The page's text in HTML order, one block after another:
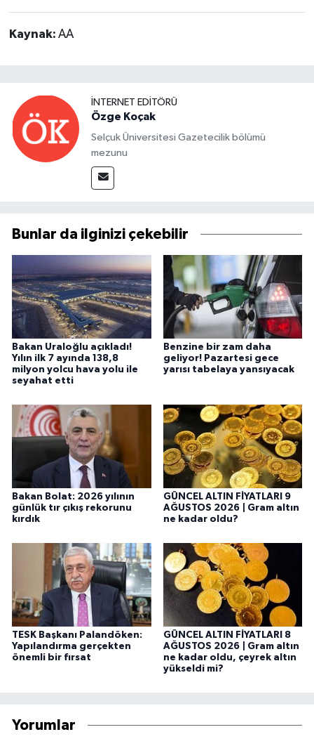
Kaynak: AA
İNTERNET EDITÖRÜ
Özge Koçak
Selçuk Üniversitesi Gazetecilik bölümü
mezunu
Bunlar da ilginizi çekebilir
Bakan Uraloğlu açıkladı!
Yılın ilk 7 ayında 138,8
milyon yolcu hava yolu ile
seyahat etti
Benzine bir zam daha
geliyor! Pazartesi gece
yarısı tabelaya yansıyacak
Bakan Bolat: 2026 yılının
günlük tır çıkış rekorunu
kırdık
GÜNCEL ALTIN FİYATLARI 9
AĞUSTOS 2026 | Gram altın
ne kadar oldu?
TESK Başkanı Palandöken:
Yapılandırma gerçekten
önemli bir fırsat
GÜNCEL ALTIN FİYATLARI 8
AĞUSTOS 2026 | Gram altın
ne kadar oldu, çeyrek altın
yükseldi mi?
Yorumlar